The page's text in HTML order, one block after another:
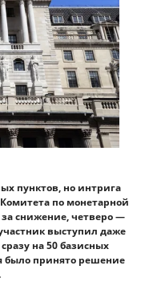
пунктов, но интрига
по монетарной
за снижение, четверо —
выступил даже
на 50 базисных
было принято решение